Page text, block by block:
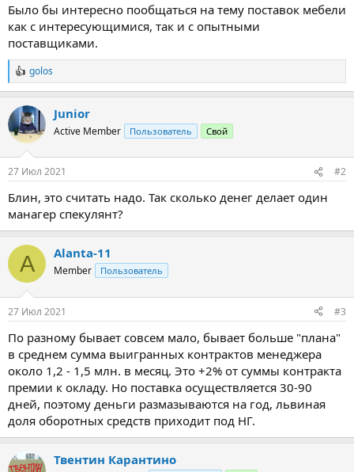
Было бы интересно пообщаться на тему поставок мебели
как с интересующимися, так и с опытными
поставщиками.
Р
е
к
ц
и
golos
Junior
Active Member Пользователь Свой
27 Июл 2021 #2
Блин, это считать надо. Так сколько денег делает один
манагер спекулянт?
A Alanta-11
Member Пользователь
27 Июл 2021 #3
По разному бывает совсем мало, бывает больше "плана"
в среднем сумма выигранных контрактов менеджера
около 1,2 - 1,5 млн. в месяц. Это +2% от суммы контракта
премии к окладу. Но поставка осуществляется 30-90
дней, поэтому деньги размазываются на год, львиная
доля оборотных средств приходит под НГ.
Твентин Карантино